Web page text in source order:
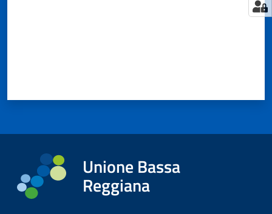
Unione Bassa
Reggiana